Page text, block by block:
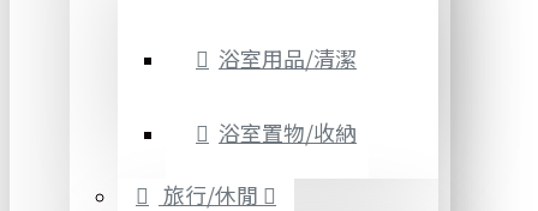
浴室用品/清潔
浴室置物/收納
旅行/休閒